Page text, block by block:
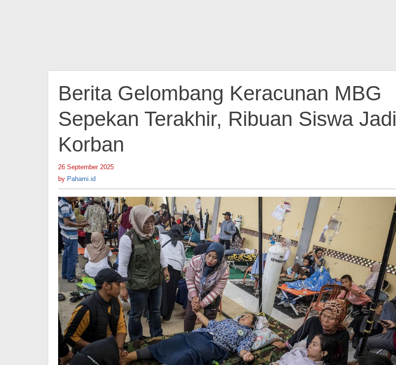
Berita Gelombang Keracunan MBG
Sepekan Terakhir, Ribuan Siswa Jadi
Korban
26 September 2025
by Pahami.id